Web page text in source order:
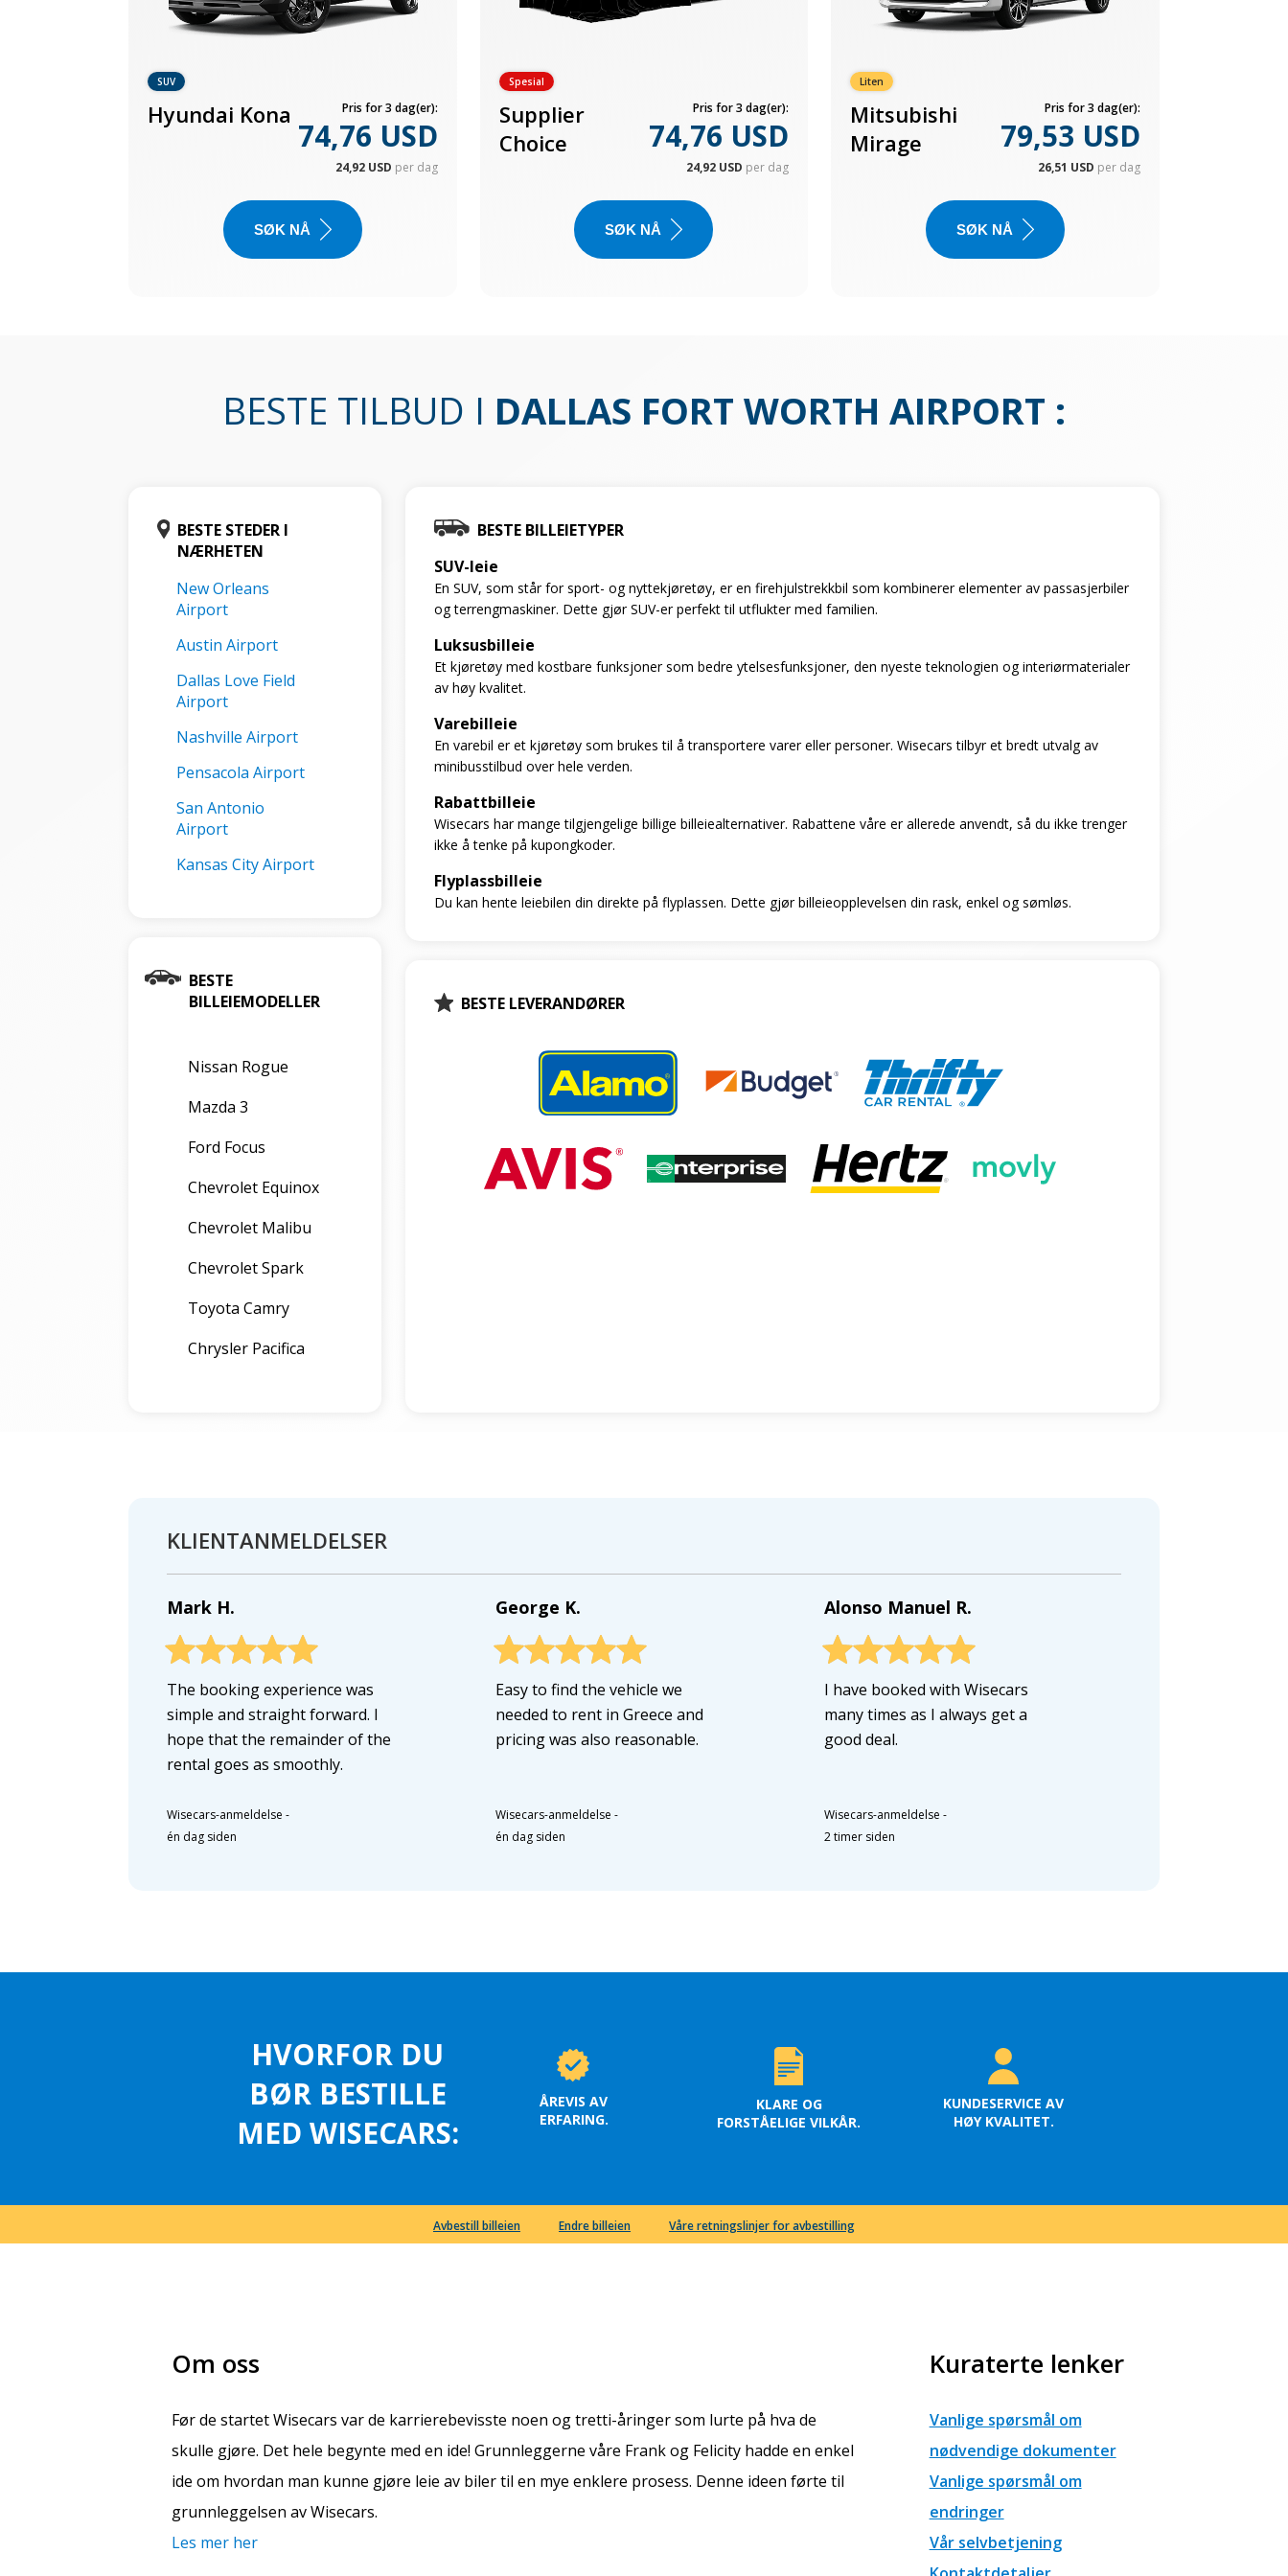
SUV
Hyundai Kona Pris for 3 dag(er):
74,76 USD
24,92 USD per dag
SØK NÅ
Spesial
Supplier
Choice
Pris for 3 dag(er):
74,76 USD
24,92 USD per dag
SØK NÅ
Liten
Mitsubishi
Mirage
Pris for 3 dag(er):
79,53 USD
26,51 USD per dag
SØK NÅ
BESTE TILBUD I DALLAS FORT WORTH AIRPORT :
BESTE STEDER I
NÆRHETEN
New Orleans
Airport
Austin Airport
Dallas Love Field
Airport
Nashville Airport
Pensacola Airport
San Antonio
Airport
Kansas City Airport
BESTE
BILLEIEMODELLER
Nissan Rogue
Mazda 3
Ford Focus
Chevrolet Equinox
Chevrolet Malibu
Chevrolet Spark
Toyota Camry
Chrysler Pacifica
BESTE BILLEIETYPER
SUV-leie
En SUV, som står for sport- og nyttekjøretøy, er en firehjulstrekkbil som kombinerer elementer av passasjerbiler
og terrengmaskiner. Dette gjør SUV-er perfekt til utflukter med familien.
Luksusbilleie
Et kjøretøy med kostbare funksjoner som bedre ytelsesfunksjoner, den nyeste teknologien og interiørmaterialer
av høy kvalitet.
Varebilleie
En varebil er et kjøretøy som brukes til å transportere varer eller personer. Wisecars tilbyr et bredt utvalg av
minibusstilbud over hele verden.
Rabattbilleie
Wisecars har mange tilgjengelige billige billeiealternativer. Rabattene våre er allerede anvendt, så du ikke trenger
ikke å tenke på kupongkoder.
Flyplassbilleie
Du kan hente leiebilen din direkte på flyplassen. Dette gjør billeieopplevelsen din rask, enkel og sømløs.
BESTE LEVERANDØRER
KLIENTANMELDELSER
Mark H.
The booking experience was
simple and straight forward. I
hope that the remainder of the
rental goes as smoothly.
Wisecars-anmeldelse -
én dag siden
George K.
Easy to find the vehicle we
needed to rent in Greece and
pricing was also reasonable.
Wisecars-anmeldelse -
én dag siden
Alonso Manuel R.
I have booked with Wisecars
many times as I always get a
good deal.
Wisecars-anmeldelse -
2 timer siden
HVORFOR DU
BØR BESTILLE
MED WISECARS:
ÅREVIS AV
ERFARING.
KLARE OG
FORSTÅELIGE VILKÅR.
KUNDESERVICE AV
HØY KVALITET.
Avbestill billeien Endre billeien Våre retningslinjer for avbestilling
Om oss
Før de startet Wisecars var de karrierebevisste noen og tretti-åringer som lurte på hva de
skulle gjøre. Det hele begynte med en ide! Grunnleggerne våre Frank og Felicity hadde en enkel
ide om hvordan man kunne gjøre leie av biler til en mye enklere prosess. Denne ideen førte til
grunnleggelsen av Wisecars.
Les mer her
Kuraterte lenker
Vanlige spørsmål om
nødvendige dokumenter
Vanlige spørsmål om
endringer
Vår selvbetjening